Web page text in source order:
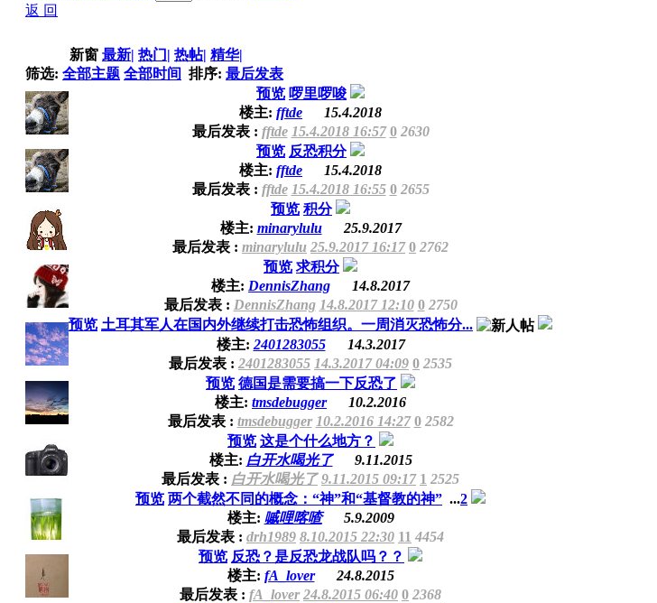
返 回
新窗 最新| 热门 | 热帖| 精华|
筛选: 全部主题 全部时间 排序: 最后发表
预览 啰里啰唆
楼主: fftde
15.4.2018
最后发表 : fftde 15.4.2018 16:57 0 2630
预览 反恐积分
楼主: fftde
15.4.2018
最后发表 : fftde 15.4.2018 16:55 0 2655
预览 积分
楼主: minarylulu
25.9.2017
最后发表 : minarylulu 25.9.2017 16:17 0 2762
预览 求积分
楼主: DennisZhang
14.8.2017
最后发表 : DennisZhang 14.8.2017 12:10 0 2750
预览 土耳其军人在国内外继续打击恐怖组织。一周消灭恐怖分...
楼主: 2401283055
14.3.2017
最后发表 : 2401283055 14.3.2017 04:09 0 2535
预览 德国是需要搞一下反恐了
楼主: tmsdebugger
10.2.2016
最后发表 : tmsdebugger 10.2.2016 14:27 0 2582
预览 这是个什么地方？
楼主: 白开水喝光了
9.11.2015
最后发表 : 白开水喝光了 9.11.2015 09:17 1 2525
预览 两个截然不同的概念：“神”和“基督教的神” ...2
楼主: 嘁哩喀喳
5.9.2009
最后发表 : drh1989 8.10.2015 22:30 11 4454
预览 反恐？是反恐龙战队吗？？
楼主: fA_lover
24.8.2015
最后发表 : fA_lover 24.8.2015 06:40 0 2368